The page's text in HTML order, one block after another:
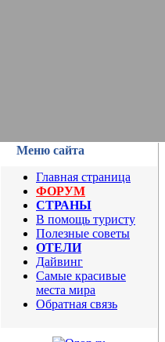
Меню сайта
Главная страница
ФОРУМ
СТРАНЫ
В помощь туристу
Полезные советы
ОТЕЛИ
Дайвинг
Самые красивые
места мира
Обратная связь